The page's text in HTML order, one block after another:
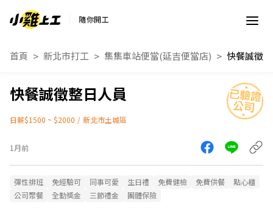
隨你開工
首頁 新北市打工 集集車站便當(延吉便當店) 快餐誠徵
快餐誠徵整日人員
日薪$1500 ~ $2000 / 新北市土城區
1月前
彈性排班 免經驗可 同事可愛 生日禮 免費健檢 免費供餐
點心櫃
公司聚餐
全勤獎金 三節禮金 團體保險